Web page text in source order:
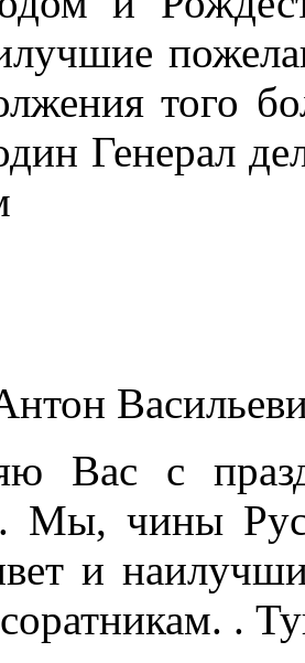
того
Генерал
Вас с
Мы, чины
и
.